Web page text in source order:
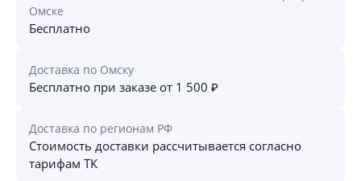
Омске
Бесплатно
Доставка по Омску
Бесплатно при заказе от 1 500 ₽
Доставка по регионам РФ
Стоимость доставки рассчитывается согласно
тарифам ТК